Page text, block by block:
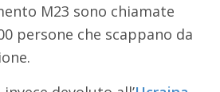
M23 sono chiamate
persone che scappano da